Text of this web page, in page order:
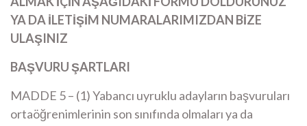
YA DA İLETİŞİM NUMARALARIMIZDAN BİZE
ULAŞINIZ
BAŞVURU ŞARTLARI
MADDE 5 – (1) Yabancı uyruklu adayların başvuruları
ortaöğrenimlerinin son sınıfında olmaları ya da